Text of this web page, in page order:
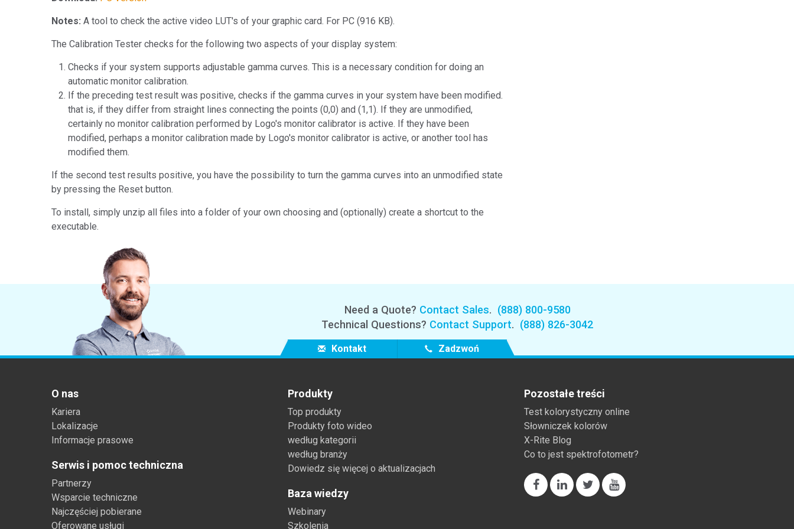
Dobra trwałe
Notes: A tool to check the active video LUT's of your graphic card. For PC (916 KB).
The Calibration Tester checks for the following two aspects of your display system:
Checks if your system supports adjustable gamma curves. This is a necessary condition for doing an
automatic monitor calibration.
If the preceding test result was positive, checks if the gamma curves in your system have been modified.
that is, if they differ from straight lines connecting the points (0,0) and (1,1). If they are unmodified,
certainly no monitor calibration performed by Logo's monitor calibrator is active. If they have been
modified, perhaps a monitor calibration made by Logo's monitor calibrator is active, or another tool has
modified them.
If the second test results positive, you have the possibility to turn the gamma curves into an unmodified state
by pressing the Reset button.
To install, simply unzip all files into a folder of your own choosing and (optionally) create a shortcut to the
executable.
Need a Quote? Contact Sales. (888) 800-9580
Technical Questions? Contact Support. (888) 826-3042
Kontakt Zadzwoń
O nas
Kariera
Lokalizacje
Informacje prasowe
Serwis i pomoc techniczna
Partnerzy
Wsparcie techniczne
Najczęściej pobierane
Oferowane usługi
Produkty
Top produkty
Produkty foto wideo
według kategorii
według branży
Dowiedz się więcej o aktualizacjach
Baza wiedzy
Webinary
Szkolenia
Pozostałe treści
Test kolorystyczny online
Słowniczek kolorów
X-Rite Blog
Co to jest spektrofotometr?